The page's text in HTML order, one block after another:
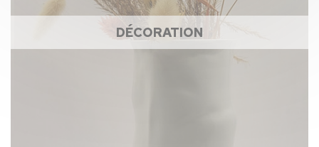
DÉCORATION